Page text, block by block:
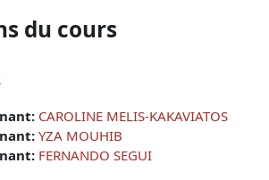
du cours
CAROLINE MELIS-KAKAVIATOS
YZA MOUHIB
FERNANDO SEGUI